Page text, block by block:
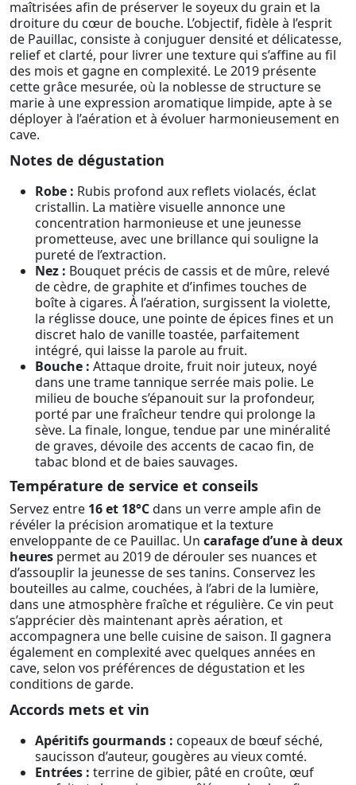
maîtrisées afin de préserver le soyeux du grain et la
droiture du cœur de bouche. L’objectif, fidèle à l’esprit
de Pauillac, consiste à conjuguer densité et délicatesse,
relief et clarté, pour livrer une texture qui s’affine au fil
des mois et gagne en complexité. Le 2019 présente
cette grâce mesurée, où la noblesse de structure se
marie à une expression aromatique limpide, apte à se
déployer à l’aération et à évoluer harmonieusement en
cave.
Notes de dégustation
Robe : Rubis profond aux reflets violacés, éclat
cristallin. La matière visuelle annonce une
concentration harmonieuse et une jeunesse
prometteuse, avec une brillance qui souligne la
pureté de l’extraction.
Nez : Bouquet précis de cassis et de mûre, relevé
de cèdre, de graphite et d’infimes touches de
boîte à cigares. À l’aération, surgissent la violette,
la réglisse douce, une pointe de épices fines et un
discret halo de vanille toastée, parfaitement
intégré, qui laisse la parole au fruit.
Bouche : Attaque droite, fruit noir juteux, noyé
dans une trame tannique serrée mais polie. Le
milieu de bouche s’épanouit sur la profondeur,
porté par une fraîcheur tendre qui prolonge la
sève. La finale, longue, tendue par une minéralité
de graves, dévoile des accents de cacao fin, de
tabac blond et de baies sauvages.
Température de service et conseils
Servez entre 16 et 18°Cdans un verre ample afin de
révéler la précision aromatique et la texture
enveloppante de ce Pauillac. Un carafage d’une à deux
heures permet au 2019 de dérouler ses nuances et
d’assouplir la jeunesse de ses tanins. Conservez les
bouteilles au calme, couchées, à l’abri de la lumière,
dans une atmosphère fraîche et régulière. Ce vin peut
s’apprécier dès maintenant après aération, et
accompagnera une belle cuisine de saison. Il gagnera
également en complexité avec quelques années en
cave, selon vos préférences de dégustation et les
conditions de garde.
Accords mets et vin
Apéritifs gourmands : copeaux de bœuf séché,
saucisson d’auteur, gougères au vieux comté.
Entrées : terrine de gibier, pâté en croûte, œuf